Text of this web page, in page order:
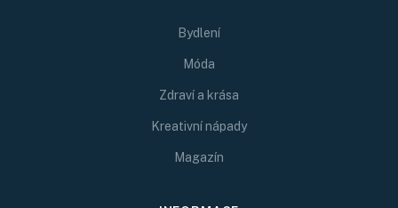
Bydlení
Móda
Zdraví a krása
Kreativní nápady
Magazín